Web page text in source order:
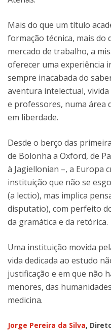
Mais do que um título
formação técnica, mais
mercado de trabalho, a
oferecer uma experiência
sempre inacabada do
aventura intelectual,
e professores, numa área
em liberdade.
Desde o berço das
de Bolonha a Oxford, de
à Jagiellonian –, a Europa
instituição que não se
(a lectio), mas implica
disputatio), com perfeito
da gramática e da retórica.
Uma instituição movida
vida dedicada ao estudo
justificação e em que não
menores, das
medicina.
Jorge Pereira da Silva,